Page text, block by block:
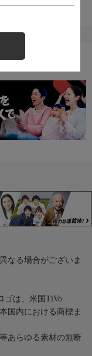
なる場合がございま
ゴは、米国TiVo
国内における商標ま
あらゆる素材の無断